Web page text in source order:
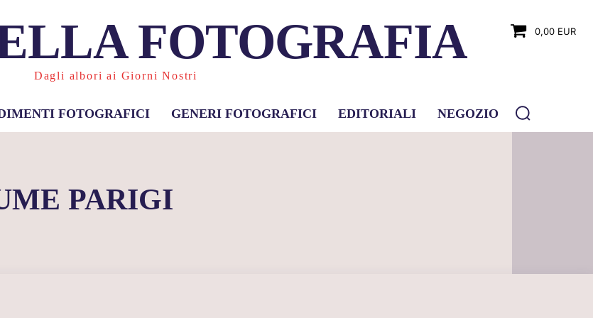
FOTOGRAFIA
Dagli albori ai Giorni Nostri
0,00 EUR
FOTOGRAFICI GENERI FOTOGRAFICI EDITORIALI NEGOZIO
PARIGI